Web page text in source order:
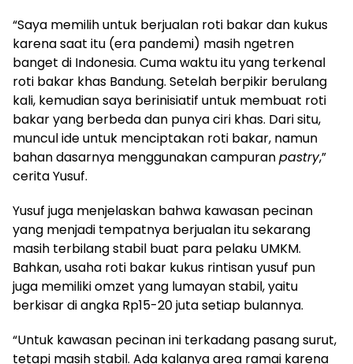
“Saya memilih untuk berjualan roti bakar dan kukus
karena saat itu (era pandemi) masih ngetren
banget di Indonesia. Cuma waktu itu yang terkenal
roti bakar khas Bandung. Setelah berpikir berulang
kali, kemudian saya berinisiatif untuk membuat roti
bakar yang berbeda dan punya ciri khas. Dari situ,
muncul ide untuk menciptakan roti bakar, namun
bahan dasarnya menggunakan campuranpastry,”
cerita Yusuf.
Yusuf juga menjelaskan bahwa kawasan pecinan
yang menjadi tempatnya berjualan itu sekarang
masih terbilang stabil buat para pelaku UMKM.
Bahkan, usaha roti bakar kukus rintisan yusuf pun
juga memiliki omzet yang lumayan stabil, yaitu
berkisar di angka Rp15-20 juta setiap bulannya.
“Untuk kawasan pecinan ini terkadang pasang surut,
tetapi masih stabil. Ada kalanya area ramai karena